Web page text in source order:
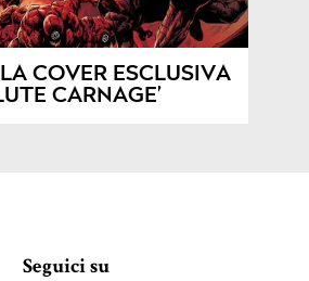
COVER ESCLUSIVA
CARNAGE’
Seguici su